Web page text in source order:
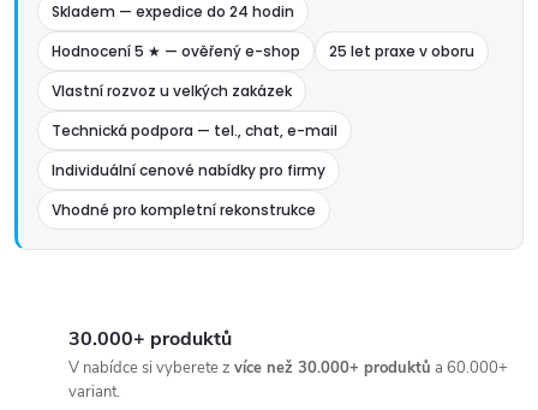
Skladem — expedice do 24 hodin
Hodnocení 5 ★ — ověřený e-shop
25 let praxe v oboru
Vlastní rozvoz u velkých zakázek
Technická podpora — tel., chat, e-mail
Individuální cenové nabídky pro firmy
Vhodné pro kompletní rekonstrukce
30.000+ produktů
V nabídce si vyberete z více než 30.000+ produktů a 60.000+
variant.